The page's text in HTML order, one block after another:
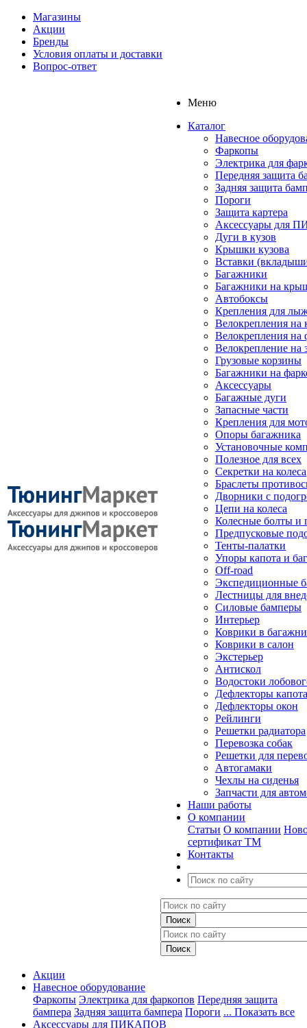
Магазины
Акции
Бренды
Условия оплаты и доставки
Вопрос-ответ
Меню
Каталог
Навесное
Фаркопы
Электрика для
Передняя защита
Задняя защита
Пороги
Защита картера
Аксессуары для
Дуги в кузов
Крышки кузова
Вставки
Багажники
Багажники на
Автобоксы
Крепления для
Велокрепления
Велокрепления на
Велокрепление на
Грузовые корзины
Багажники на
Аксессуары
Багажные дуги
Запасные части
Крепления для
Опоры багажника
Установочные
Полезное для всех
Секретки на колеса
Браслеты
Дворники с
Цепи на колеса
Колесные болты и
Предпусковые
Тенты-палатки
Упоры капота и
Off-road
Экспедиционные
Лестницы для
Силовые бамперы
Интерьер
Коврики в
Коврики в салон
Экстерьер
Антискол
Водостоки
Дефлекторы капота
Дефлекторы окон
Рейлинги
Решетки радиатора
Перевозка собак
Решетки для
Автогамаки
Чехлы на сиденья
Запчасти для
Наши работы
О компании
Статьи О компании
сертификат ТМ
Контакты
Акции
Навесное оборудование
Фаркопы Электрика для фаркопов Передняя защита
бампера Задняя защита бампера Пороги ... Показать все
Аксессуары для ПИКАПОВ